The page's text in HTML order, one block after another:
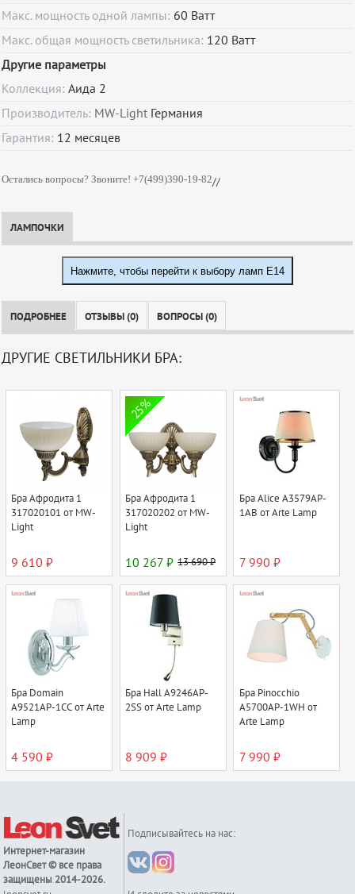
Макс. мощность одной лампы: 60 Ватт
Макс. общая мощность светильника: 120 Ватт
Другие параметры
Коллекция:Аида 2
Производитель: MW-Light Германия
Гарантия: 12 месяцев
Остались вопросы? Звоните! +7(499)390-19-82//
ЛАМПОЧКИ
Нажмите, чтобы перейти к выбору ламп E14
ПОДРОБНЕЕ ОТЗЫВЫ (0) ВОПРОСЫ (0)
ДРУГИЕ СВЕТИЛЬНИКИ БРА:
Бра Афродита 1
317020101 от MW-
Light
9 610 ₽
25%
Бра Афродита 1
317020202 от MW-
Light
10 267 ₽ 13 690 ₽
Бра Alice A3579AP-
1AB от Arte Lamp
7 990 ₽
Бра Domain
A9521AP-1CC от Arte
Lamp
4 590 ₽
Бра Hall A9246AP-
2SS от Arte Lamp
8 909 ₽
Бра Pinocchio
A5700AP-1WH от
Arte Lamp
7 990 ₽
Интернет-магазин
ЛеонСвет© все права
защищены 2014-2026.
Подписывайтесь на нас: